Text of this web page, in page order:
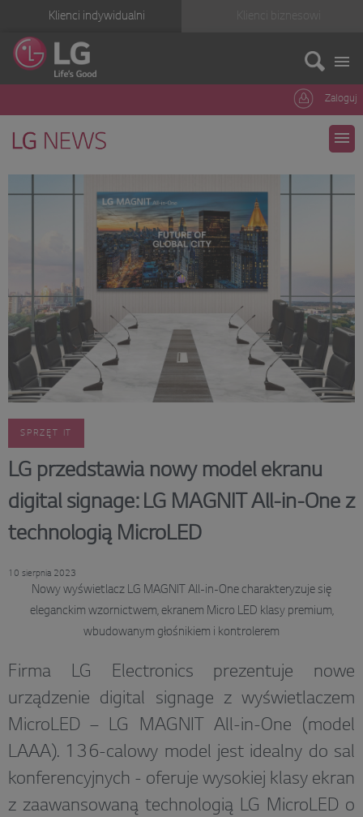
Klienci indywidualni
Zaloguj
SPRZĘT IT
LG przedstawia nowy model ekranu
digital signage: LG MAGNIT All-in-One z
technologią MicroLED
10 sierpnia 2023
Nowy wyświetlacz LG MAGNIT All-in-One charakteryzuje się
eleganckim wzornictwem, ekranem Micro LED klasy premium,
wbudowanym głośnikiem i kontrolerem
Firma LG Electronics prezentuje nowe
urządzenie digital signage z wyświetlaczem
MicroLED – LG MAGNIT All-in-One (model
LAAA). 136-calowy model jest idealny do sal
konferencyjnych - oferuje wysokiej klasy ekran
z zaawansowaną technologią LG MicroLED o